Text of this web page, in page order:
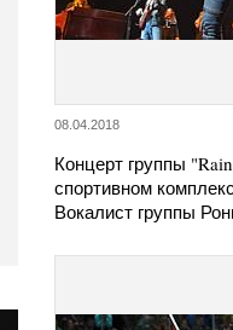
08.04.2018
Концерт группы
спортивном
Вокалист группы